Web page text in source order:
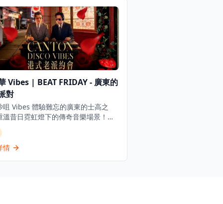
音樂活動，適合雷鬼、斯卡和搖滾樂
，或是想要體驗不同音樂風格的情侶
。活動在藝穗會舉行，現場將有精彩
音樂表演，讓觀眾可以近距離感受音
力。無論是想要享受音樂的樂趣，還
獨特的音樂體驗，Club Ska 26都能提
的夜晚，讓觀眾在音樂的節奏中盡情
Vibes | BEAT FRIDAY - 廣東的
對
咀 Vibes 體驗難忘的廣東的士高之
溫昔日霓虹燈下的傳奇音樂場景！香
性 DJ 組合 Beat Friday（INK 和
）將混音播放80、90年代懷舊粵
曲和廣東迪斯可金曲。門票包含3杯
情